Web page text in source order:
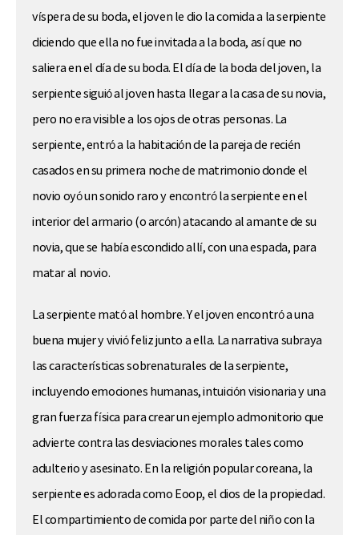
víspera de su boda, el joven le dio la comida a la serpiente
diciendo que ella no fue invitada a la boda, así que no
saliera en el día de su boda. El día de la boda del joven, la
serpiente siguió al joven hasta llegar a la casa de su novia,
pero no era visible a los ojos de otras personas. La
serpiente, entró a la habitación de la pareja de recién
casados en su primera noche de matrimonio donde el
novio oyó un sonido raro y encontró la serpiente en el
interior del armario (o arcón) atacando al amante de su
novia, que se había escondido allí, con una espada, para
matar al novio.
La serpiente mató al hombre. Y el joven encontró a una
buena mujer y vivió feliz junto a ella. La narrativa subraya
las características sobrenaturales de la serpiente,
incluyendo emociones humanas, intuición visionaria y una
gran fuerza física para crear un ejemplo admonitorio que
advierte contra las desviaciones morales tales como
adulterio y asesinato. En la religión popular coreana, la
serpiente es adorada como Eoop, el dios de la propiedad.
El compartimiento de comida por parte del niño con la